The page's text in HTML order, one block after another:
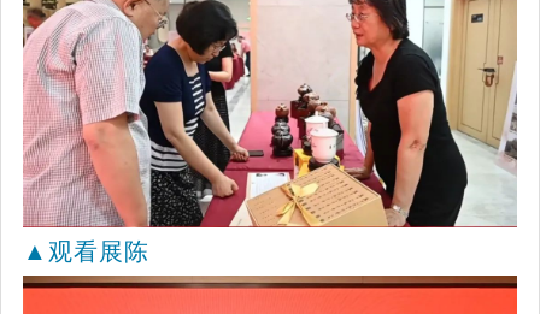
▲ 观看展陈